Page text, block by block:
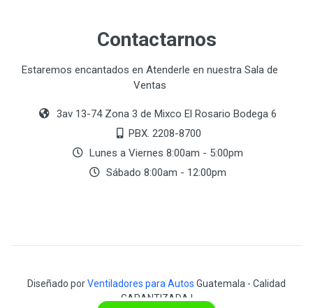
Contactarnos
Estaremos encantados en Atenderle en nuestra Sala de
Ventas
3av 13-74 Zona 3 de Mixco El Rosario Bodega 6
PBX. 2208-8700
Lunes a Viernes 8:00am - 5:00pm
Sábado 8:00am - 12:00pm
Diseñado porVentiladores para Autos Guatemala - Calidad
GARANTIZADA !